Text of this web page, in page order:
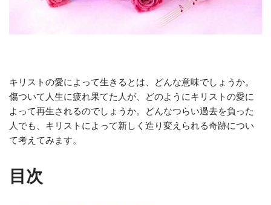
キリストの愛によって生きるとは、どんな意味でしょうか。
傷ついて人生に疲れ果てた人が、どのようにキリストの愛に
よって再生されるのでしょうか。どんなつらい過去を負った
人でも、キリストによって新しく造り変えられる奇跡につい
て考えてみます。
目次